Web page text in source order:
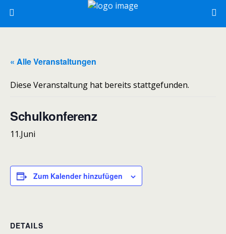
« Alle Veranstaltungen
Diese Veranstaltung hat bereits stattgefunden.
Schulkonferenz
11.Juni
Zum Kalender hinzufügen
DETAILS